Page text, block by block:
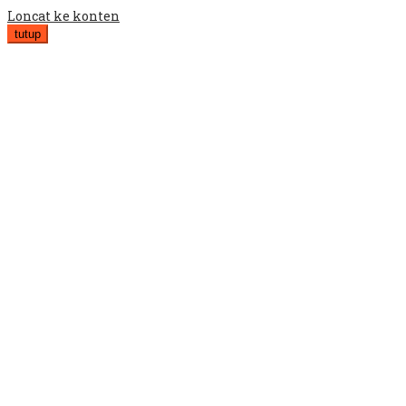
Loncat ke konten
tutup